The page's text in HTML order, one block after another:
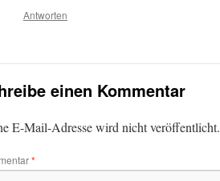
Antworten
einen Kommentar
E-Mail-Adresse wird nicht veröffentlicht.
*